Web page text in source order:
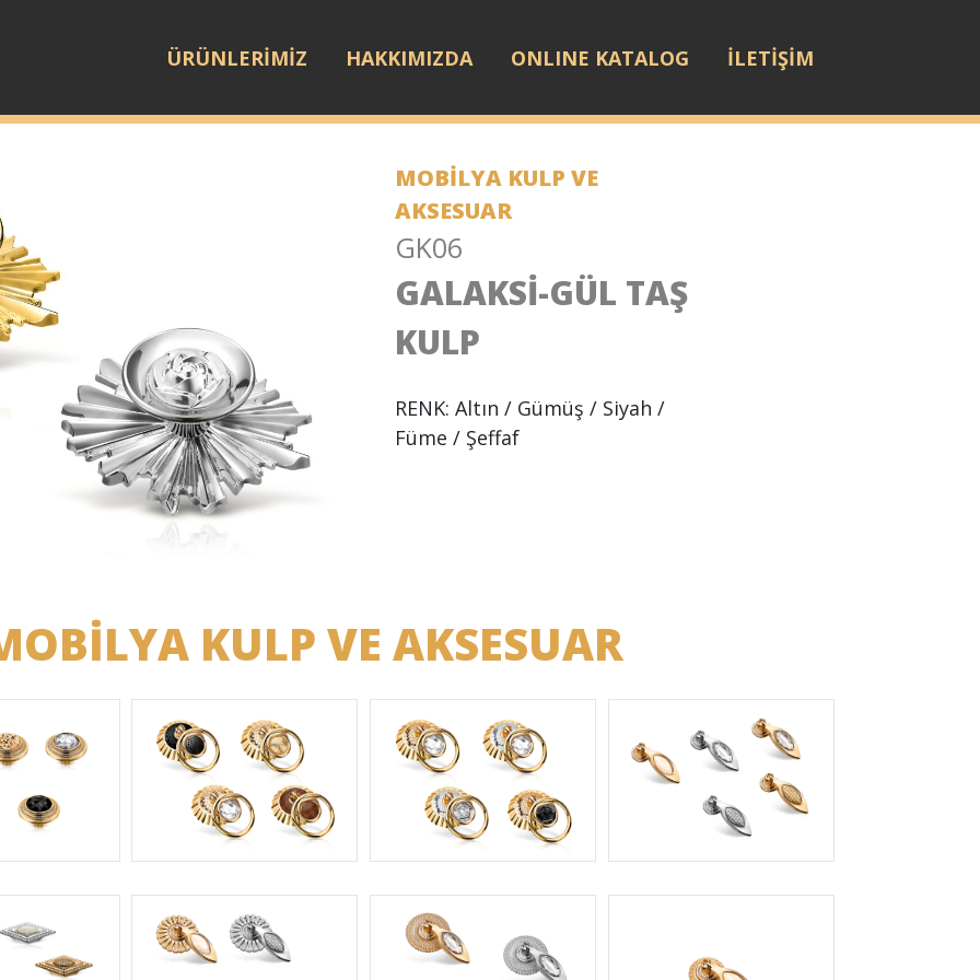
ÜRÜNLERİMİZ HAKKIMIZDA ONLINE KATALOG İLETİŞİM
MOBİLYA KULP VE
AKSESUAR
GK06
GALAKSİ-GÜL TAŞ
KULP
RENK: Altın / Gümüş / Siyah /
Füme / Şeffaf
KULP VE AKSESUAR